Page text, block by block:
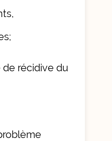
de récidive du